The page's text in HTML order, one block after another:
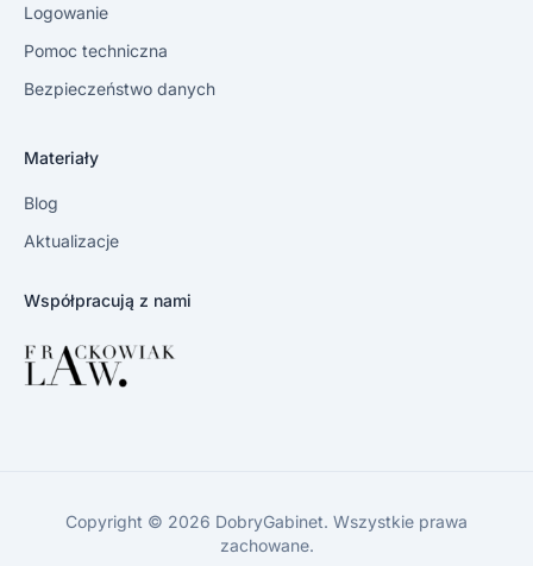
Logowanie
Pomoc techniczna
Bezpieczeństwo danych
Materiały
Blog
Aktualizacje
Współpracują z nami
Copyright © 2026 DobryGabinet. Wszystkie prawa
zachowane.